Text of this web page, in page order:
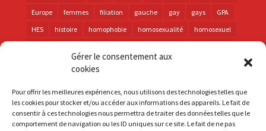
Gérer le consentement aux
cookies
Pour offrir les meilleures expériences, nous utilisons des technologies telles que
les cookies pour stocker et/ou accéder aux informations des appareils. Le fait de
consentir à ces technologies nous permettra de traiter des données telles que le
comportement de navigation ou les ID uniques sur ce site. Le fait de ne pas
Europe
femmes filiation gauche gay gays
GPA
HES
histoire homophobie homosexualité
homosexuel
PMA police
prévention
santé
sida trans transphobie UE
Union européenne